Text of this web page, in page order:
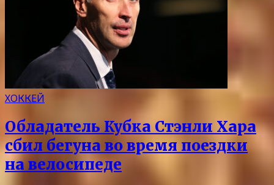
ХОККЕЙ
Обладатель Кубка Стэнли Хара
сбил бегуна во время поездки
на велосипеде